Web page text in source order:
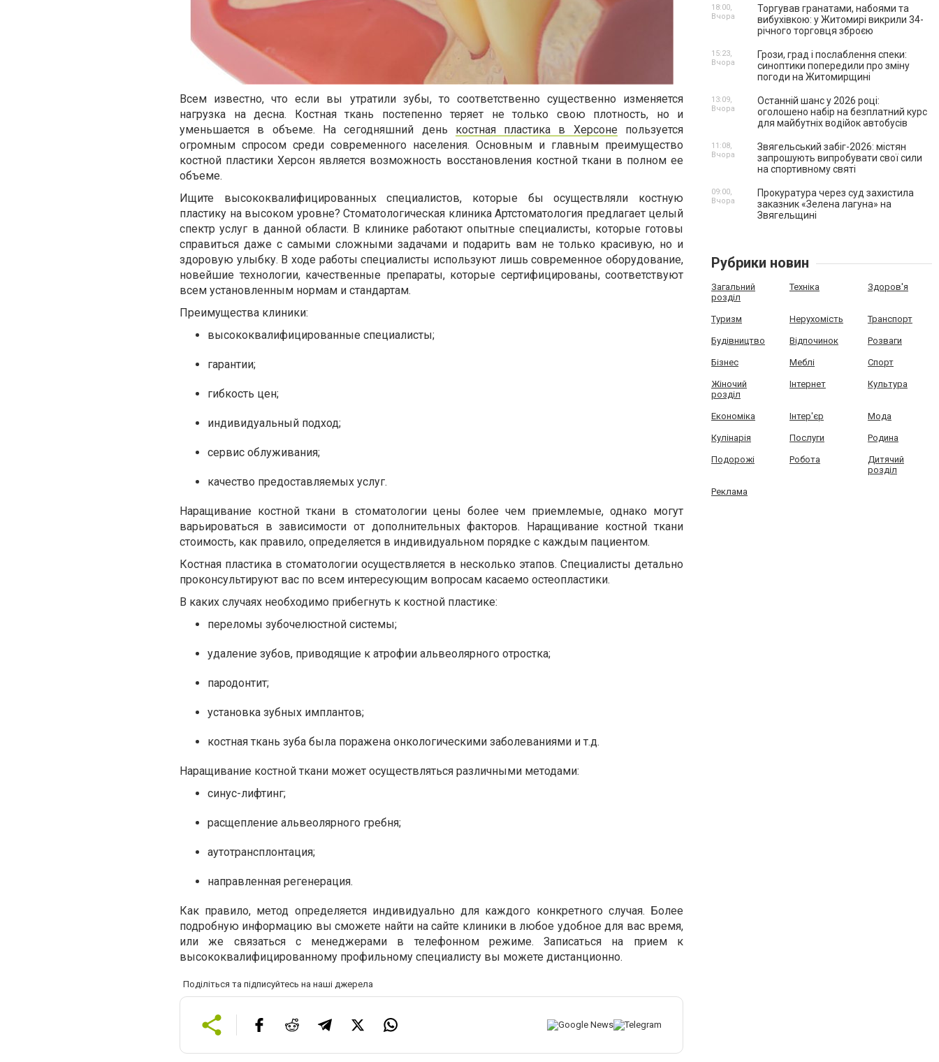
Всем известно, что если вы утратили зубы, то соответственно существенно изменяется
нагрузка на десна. Костная ткань постепенно теряет не только свою плотность, но и
уменьшается в объеме. На сегодняшний день костная пластика в Херсоне пользуется
огромным спросом среди современного населения. Основным и главным преимущество
костной пластики Херсон является возможность восстановления костной ткани в полном ее
объеме.
Ищите высококвалифицированных специалистов, которые бы осуществляли костную
пластику на высоком уровне? Стоматологическая клиника Артстоматология предлагает целый
спектр услуг в данной области. В клинике работают опытные специалисты, которые готовы
справиться даже с самыми сложными задачами и подарить вам не только красивую, но и
здоровую улыбку. В ходе работы специалисты используют лишь современное оборудование,
новейшие технологии, качественные препараты, которые сертифицированы, соответствуют
всем установленным нормам и стандартам.
Преимущества клиники:
высококвалифицированные специалисты;
гарантии;
гибкость цен;
индивидуальный подход;
сервис облуживания;
качество предоставляемых услуг.
Наращивание костной ткани в стоматологии цены более чем приемлемые, однако могут
варьироваться в зависимости от дополнительных факторов. Наращивание костной ткани
стоимость, как правило, определяется в индивидуальном порядке с каждым пациентом.
Костная пластика в стоматологии осуществляется в несколько этапов. Специалисты детально
проконсультируют вас по всем интересующим вопросам касаемо остеопластики.
В каких случаях необходимо прибегнуть к костной пластике:
переломы зубочелюстной системы;
удаление зубов, приводящие к атрофии альвеолярного отростка;
пародонтит;
установка зубных имплантов;
костная ткань зуба была поражена онкологическими заболеваниями и т.д.
Наращивание костной ткани может осуществляться различными методами:
синус-лифтинг;
расщепление альвеолярного гребня;
аутотрансплонтация;
направленная регенерация.
Как правило, метод определяется индивидуально для каждого конкретного случая. Более
подробную информацию вы сможете найти на сайте клиники в любое удобное для вас время,
или же связаться с менеджерами в телефонном режиме. Записаться на прием к
высококвалифицированному профильному специалисту вы можете дистанционно.
Поділіться та підписуйтесь на наші джерела
Торгував гранатами, набоями та
вибухівкою: у Житомирі викрили 34-
річного торговця зброєю
18:00,
Вчора
Грози, град і послаблення спеки:
синоптики попередили про зміну
погоди на Житомирщині
15:23,
Вчора
Останній шанс у 2026 році:
оголошено набір на безплатний курс
для майбутніх водійок автобусів
13:09,
Вчора
Звягельський забіг-2026: містян
запрошують випробувати свої сили
на спортивному святі
11:08,
Вчора
Прокуратура через суд захистила
заказник «Зелена лагуна» на
Звягельщині
09:00,
Вчора
Рубрики новин
Загальний
розділ
Техніка Здоров'я
Туризм Нерухомість Транспорт
Будівництво Відпочинок Розваги
Бізнес Меблі Спорт
Жіночий
розділ
Інтернет Культура
Економіка Інтер'єр Мода
Кулінарія Послуги Родина
Подорожі Робота
Дитячий
розділ
Реклама